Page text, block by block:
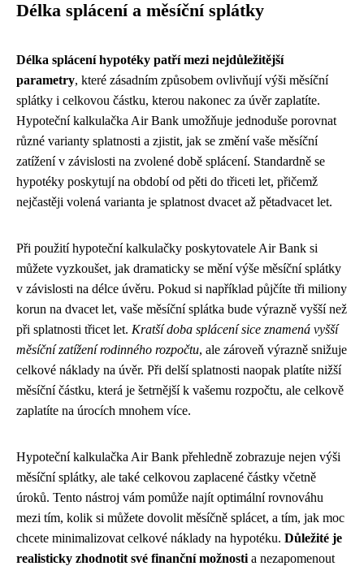
Délka splácení a měsíční splátky
Délka splácení hypotéky patří mezi nejdůležitější
parametry, které zásadním způsobem ovlivňují výši měsíční
splátky i celkovou částku, kterou nakonec za úvěr zaplatíte.
Hypoteční kalkulačka Air Bank umožňuje jednoduše porovnat
různé varianty splatnosti a zjistit, jak se změní vaše měsíční
zatížení v závislosti na zvolené době splácení. Standardně se
hypotéky poskytují na období od pěti do třiceti let, přičemž
nejčastěji volená varianta je splatnost dvacet až pětadvacet let.
Při použití hypoteční kalkulačky poskytovatele Air Bank si
můžete vyzkoušet, jak dramaticky se mění výše měsíční splátky
v závislosti na délce úvěru. Pokud si například půjčíte tři miliony
korun na dvacet let, vaše měsíční splátka bude výrazně vyšší než
při splatnosti třicet let. Kratší doba splácení sice znamená vyšší
měsíční zatížení rodinného rozpočtu, ale zároveň výrazně snižuje
celkové náklady na úvěr. Při delší splatnosti naopak platíte nižší
měsíční částku, která je šetrnější k vašemu rozpočtu, ale celkově
zaplatíte na úrocích mnohem více.
Hypoteční kalkulačka Air Bank přehledně zobrazuje nejen výši
měsíční splátky, ale také celkovou zaplacené částky včetně
úroků. Tento nástroj vám pomůže najít optimální rovnováhu
mezi tím, kolik si můžete dovolit měsíčně splácet, a tím, jak moc
chcete minimalizovat celkové náklady na hypotéku. Důležité je
realisticky zhodnotit své finanční možnosti a nezapomenout